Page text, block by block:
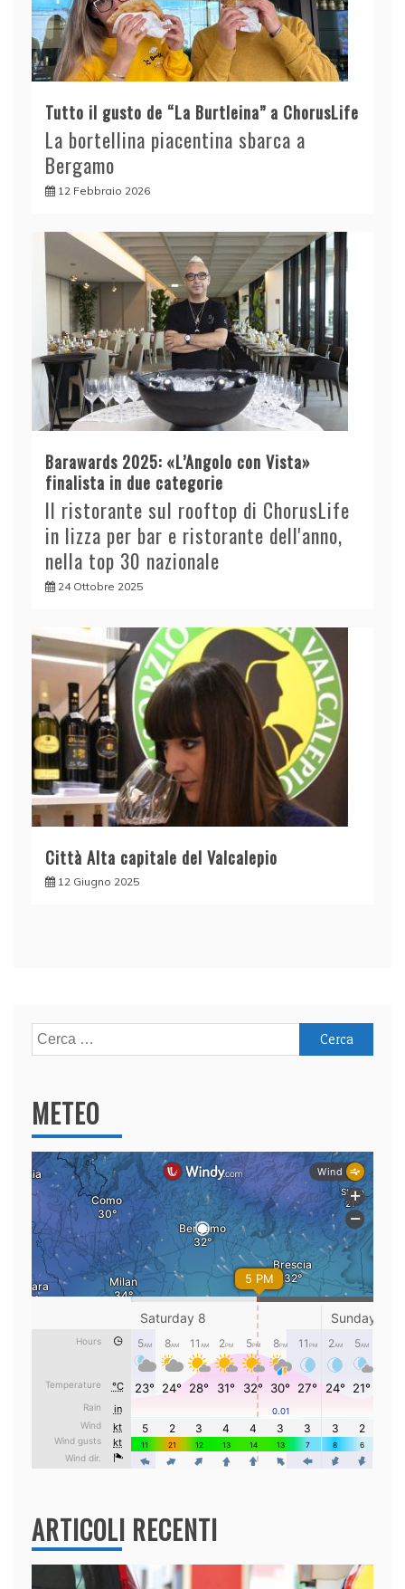
Tutto il gusto de “La Burtleina” a ChorusLife
La bortellina piacentina sbarca a
Bergamo
12 Febbraio 2026
Barawards 2025: «L’Angolo con Vista»
finalista in due categorie
Il ristorante sul rooftop di ChorusLife
in lizza per bar e ristorante dell'anno,
nella top 30 nazionale
24 Ottobre 2025
Città Alta capitale del Valcalepio
12 Giugno 2025
Ricerca
per:
METEO
ARTICOLI RECENTI